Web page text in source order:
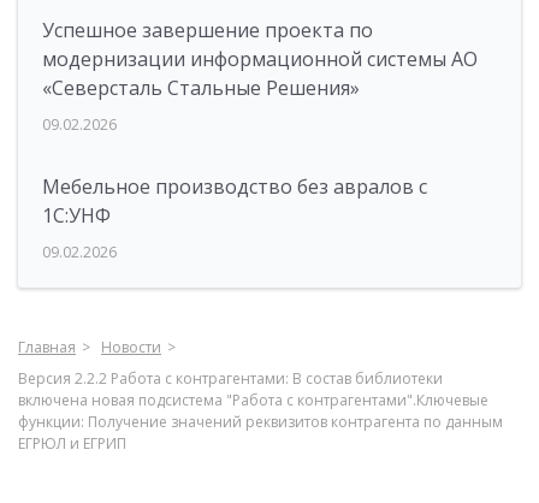
Успешное завершение проекта по
модернизации информационной системы АО
«Северсталь Стальные Решения»
09.02.2026
Мебельное производство без авралов с
1С:УНФ
09.02.2026
Главная
Новости
Версия 2.2.2 Работа с контрагентами: В состав библиотеки
включена новая подсистема "Работа с контрагентами".Ключевые
функции: Получение значений реквизитов контрагента по данным
ЕГРЮЛ и ЕГРИП